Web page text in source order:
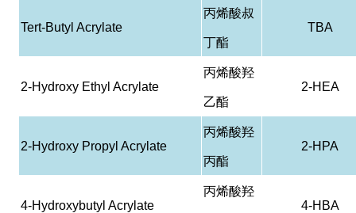
Tert-Butyl Acrylate
丙烯酸叔
丁酯
TBA
2-Hydroxy Ethyl Acrylate
丙烯酸羟
乙酯
2-HEA
2-Hydroxy Propyl Acrylate
丙烯酸羟
丙酯
2-HPA
4-Hydroxybutyl Acrylate
丙烯酸羟
4-HBA